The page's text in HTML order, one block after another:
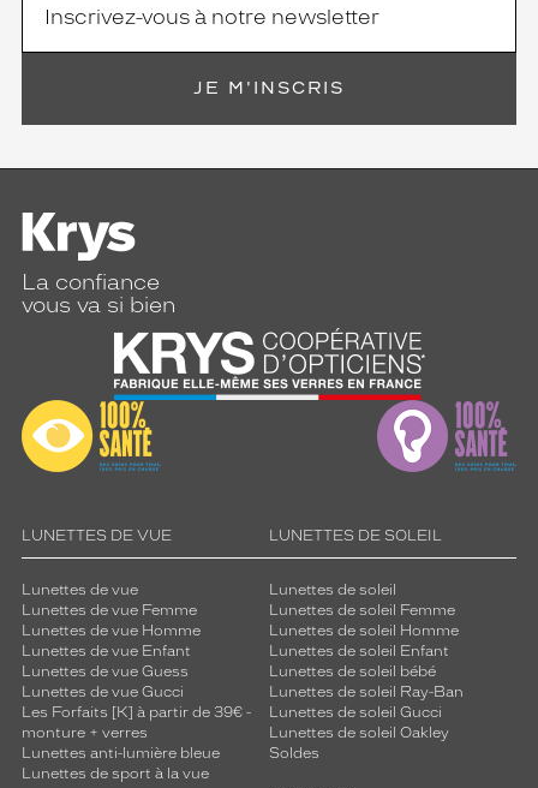
JE M'INSCRIS
La confiance
vous va si bien
LUNETTES DE VUE
Lunettes de vue
Lunettes de vue Femme
Lunettes de vue Homme
Lunettes de vue Enfant
Lunettes de vue Guess
Lunettes de vue Gucci
Les Forfaits [K] à partir de 39€ -
monture + verres
Lunettes anti-lumière bleue
Lunettes de sport à la vue
LUNETTES DE SOLEIL
Lunettes de soleil
Lunettes de soleil Femme
Lunettes de soleil Homme
Lunettes de soleil Enfant
Lunettes de soleil bébé
Lunettes de soleil Ray-Ban
Lunettes de soleil Gucci
Lunettes de soleil Oakley
Soldes